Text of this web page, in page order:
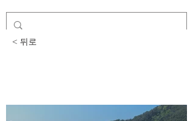
< 뒤로